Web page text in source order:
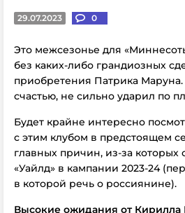
29.07.2023 0
Это межсезонье для
без каких-либо грандиозных
приобретения Патрика Маруна.
счастью, не сильно ударил по
Будет крайне интересно
с этим клубом в предстоящем
главных причин, из-за которых
«Уайлд» в кампании 2023-24
в которой речь о россиянине).
Высокие ожидания от Кирилла